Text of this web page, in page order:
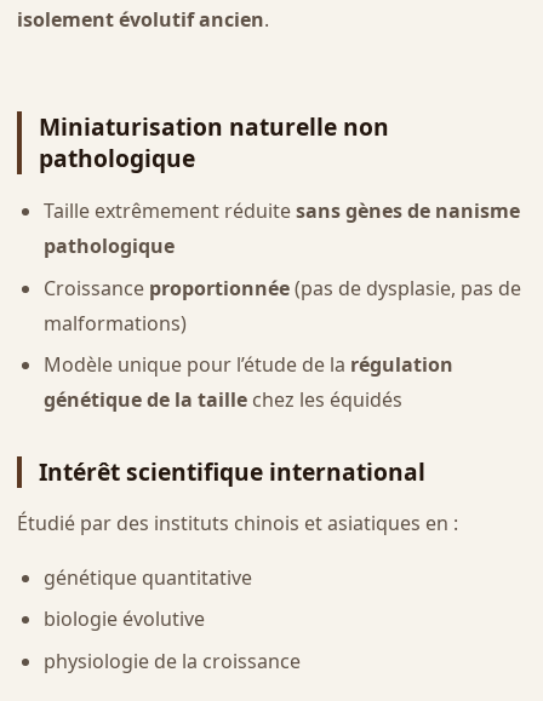
isolement évolutif ancien.
Miniaturisation naturelle non
pathologique
Taille extrêmement réduitesans gènes de nanisme
pathologique
Croissance proportionnée(pas de dysplasie, pas de
malformations)
Modèle unique pour l’étude de la régulation
génétique de la taillechez les équidés
Intérêt scientifique international
Étudié par des instituts chinois et asiatiques en :
génétique quantitative
biologie évolutive
physiologie de la croissance